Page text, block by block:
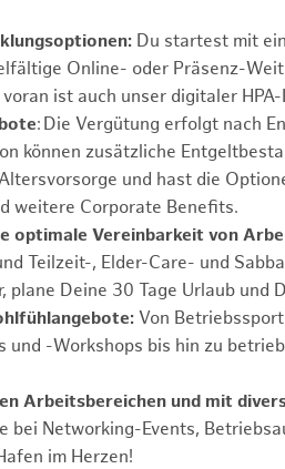
Du startest mit
Online- oder Präsenz-
ist auch unser digitaler
: Die Vergütung erfolgt nach
können zusätzliche
und hast die
weitere Corporate Benefits.
optimale Vereinbarkeit von
Teilzeit-, Elder-Care- und
plane Deine 30 Tage Urlaub und
Von
und -Workshops bis hin zu
Arbeitsbereichen und mit
bei Networking-Events,
im Herzen!